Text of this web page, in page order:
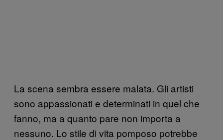
La scena sembra essere malata. Gli artisti
sono appassionati e determinati in quel che
fanno, ma a quanto pare non importa a
nessuno. Lo stile di vita pomposo potrebbe